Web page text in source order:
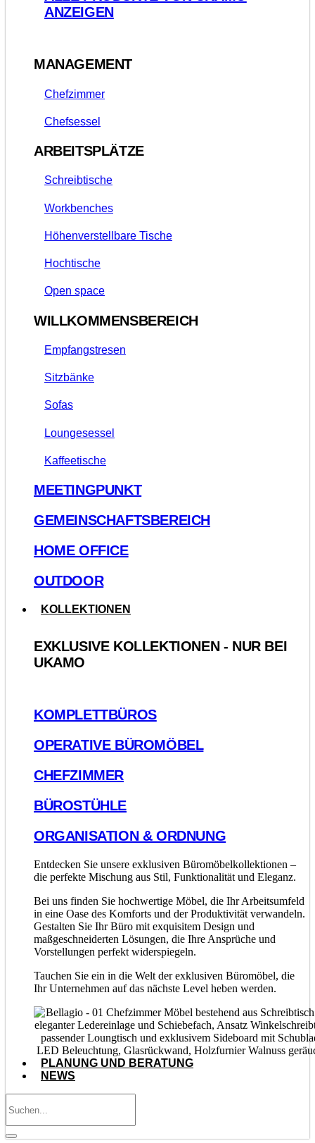
ANZEIGEN
MANAGEMENT
Chefzimmer
Chefsessel
ARBEITSPLÄTZE
Schreibtische
Workbenches
Höhenverstellbare Tische
Hochtische
Open space
WILLKOMMENSBEREICH
Empfangstresen
Sitzbänke
Sofas
Loungesessel
Kaffeetische
MEETINGPUNKT
GEMEINSCHAFTSBEREICH
HOME OFFICE
OUTDOOR
KOLLEKTIONEN
EXKLUSIVE KOLLEKTIONEN - NUR BEI
UKAMO
KOMPLETTBÜROS
OPERATIVE BÜROMÖBEL
CHEFZIMMER
BÜROSTÜHLE
ORGANISATION & ORDNUNG
Entdecken Sie unsere exklusiven Büromöbelkollektionen –
die perfekte Mischung aus Stil, Funktionalität und Eleganz.
Bei uns finden Sie hochwertige Möbel, die Ihr Arbeitsumfeld
in eine Oase des Komforts und der Produktivität verwandeln.
Gestalten Sie Ihr Büro mit exquisitem Design und
maßgeschneiderten Lösungen, die Ihre Ansprüche und
Vorstellungen perfekt widerspiegeln.
Tauchen Sie ein in die Welt der exklusiven Büromöbel, die
Ihr Unternehmen auf das nächste Level heben werden.
PLANUNG UND BERATUNG
NEWS